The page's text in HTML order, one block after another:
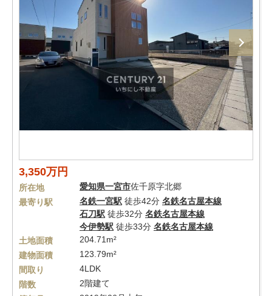
3,350万円
所在地 愛知県一宮市佐千原字北郷
最寄り駅
名鉄一宮駅 徒歩42分 名鉄名古屋本線
石刀駅 徒歩32分 名鉄名古屋本線
今伊勢駅 徒歩33分 名鉄名古屋本線
土地面積
204.71m²
建物面積
123.79m²
間取り
4LDK
階数
2階建て